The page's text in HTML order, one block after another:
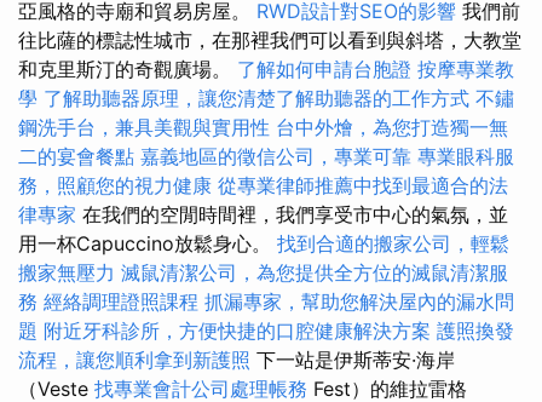
亞風格的寺廟和貿易房屋。 RWD設計對SEO的影響 我們前
往比薩的標誌性城市，在那裡我們可以看到與斜塔，大教堂
和克里斯汀的奇觀廣場。 了解如何申請台胞證 按摩專業教
學 了解助聽器原理，讓您清楚了解助聽器的工作方式 不鏽
鋼洗手台，兼具美觀與實用性 台中外燴，為您打造獨一無
二的宴會餐點 嘉義地區的徵信公司，專業可靠 專業眼科服
務，照顧您的視力健康 從專業律師推薦中找到最適合的法
律專家 在我們的空閒時間裡，我們享受市中心的氣氛，並
用一杯Capuccino放鬆身心。 找到合適的搬家公司，輕鬆
搬家無壓力 滅鼠清潔公司，為您提供全方位的滅鼠清潔服
務 經絡調理證照課程 抓漏專家，幫助您解決屋內的漏水問
題 附近牙科診所，方便快捷的口腔健康解決方案 護照換發
流程，讓您順利拿到新護照 下一站是伊斯蒂安·海岸
（Veste 找專業會計公司處理帳務 Fest）的維拉雷格